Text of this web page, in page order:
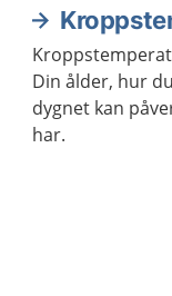
åldern.
Din ålder, hur
dygnet kan
har.